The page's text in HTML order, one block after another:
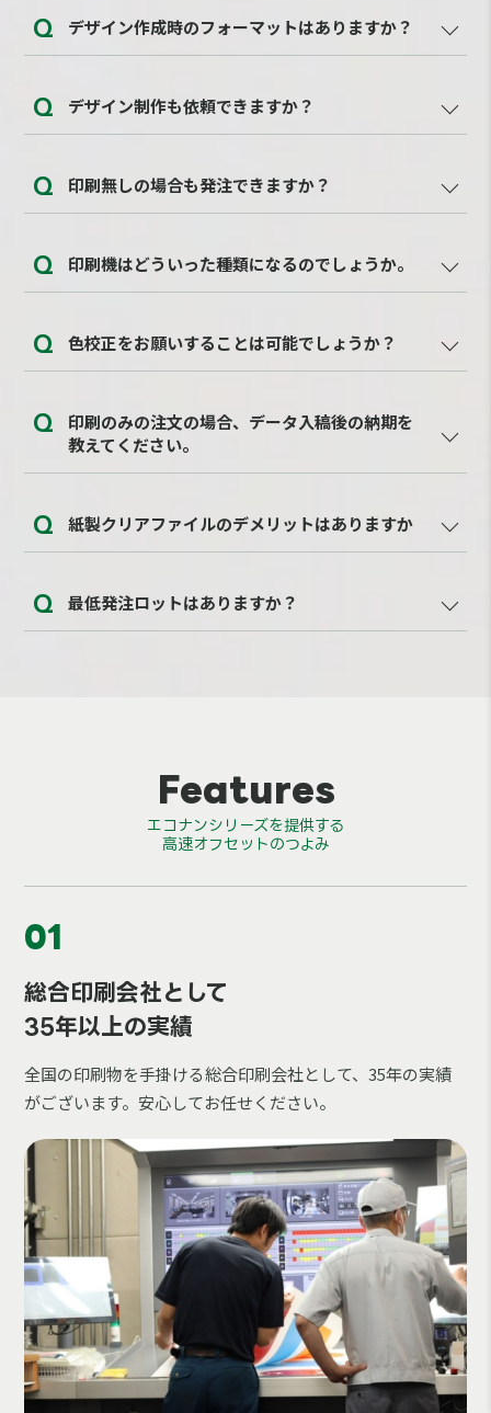
ングペーパー110g。バナナペーパータイプは、表裏
証紙の為、「FSC®認証ラベル」の付与ができま
す。バナナペーパータイプでは「バナナペーパー
す。しっかりタイプでは「プラスチックスマートロ
デザイン作成時のフォーマットはありますか？
ご連絡いたします。その際にお申しつけください。
デザイン制作も依頼できますか？
リングさせていただいた後に、別途お見積りいたし
ます。
印刷無しの場合も発注できますか？
とご記載ください。
印刷機はどういった種類になるのでしょうか。
が「オンデマンド印刷」。3,000部以上は「オフセ
ット印刷」での対応となります。バナナペーパー
以上は「オフセット印刷」となります。
部以上はオフセット印刷とオンデマンド印刷がお選
びいただけます。機械によって価格差はございます
とオフセット印刷では色味や印刷着肉に多少差異が
ございます。
色校正をお願いすることは可能でしょうか？
す。
印刷のみの注文の場合、データ入稿後の納期を
教えてください。
機の混み具合や時期・部数などによって変動の可能
性がございます。仕様の確定後、弊社営業より正式
紙製クリアファイルのデメリットはありますか
や水濡れなどのデメリットがございます。ですが、
「選んで使い、分けて捨てる」ことが可能な商品と
最低発注ロットはありますか？
Features
エコナンシリーズを提供する
高速オフセットのつよみ
01
総合印刷会社として
35年以上の実績
全国の印刷物を手掛ける総合印刷会社として、35年の実績
がございます。安心してお任せください。